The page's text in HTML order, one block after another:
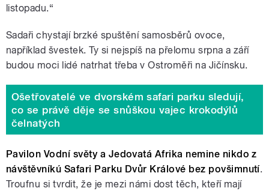
listopadu.“
Sadaři chystají brzké spuštění samosběrů ovoce,
například švestek. Ty si nejspíš na přelomu srpna a září
budou moci lidé natrhat třeba v Ostroměři na Jičínsku.
Ošetřovatelé ve dvorském safari parku sledují,
co se právě děje se snůškou vajec krokodýlů
čelnatých
Pavilon Vodní světy a Jedovatá Afrika nemine nikdo z
návštěvníkú Safari Parku Dvůr Králové bez povšimnutí.
Troufnu si tvrdit, že je mezi námi dost těch, kteří mají